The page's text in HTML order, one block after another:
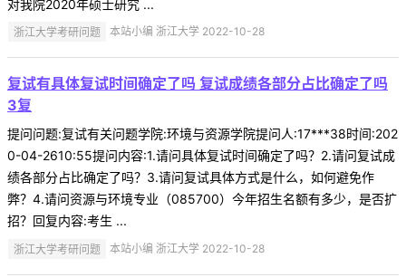
对我院2020年硕士研究 ...
浙江大学考研问题 本站小编 浙江大学 2022-10-28
复试有具体复试时间确定了吗 复试成绩各部分占比确定了吗
3复
提问问题:复试有关问题学院:环境与资源学院提问人:17***38时间:202
0-04-2610:55提问内容:1.请问具体复试时间确定了吗？2.请问复试成
绩各部分占比确定了吗？3.请问复试具体方式是什么，如何避免作
弊？4.请问资源与环境专业（085700）今年招生名额有多少，是否扩
招？回复内容:考生 ...
浙江大学考研问题 本站小编 浙江大学 2022-10-28